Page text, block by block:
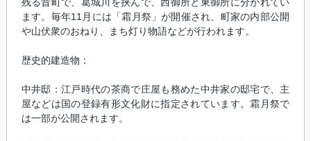
残る昔町で、葛城川を挟んで、西御所と東御所に分かれてい
ます。毎年11月には「霜月祭」が開催され、町家の内部公開
や山伏衆のおねり、まち灯り物語などが行われます。
歴史的建造物：
中井邸：江戸時代の茶商で庄屋も務めた中井家の邸宅で、主
屋などは国の登録有形文化財に指定されています。霜月祭で
は一部が公開されます。